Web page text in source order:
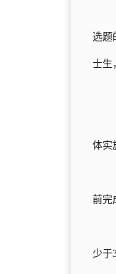
选题
士生
体实
前完
少于